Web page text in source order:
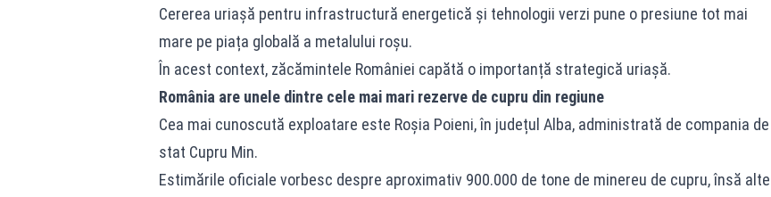
Cererea uriașă pentru infrastructură energetică și tehnologii verzi pune o presiune tot mai
mare pe piața globală a metalului roșu.
În acest context, zăcămintele României capătă o importanță strategică uriașă.
România are unele dintre cele mai mari rezerve de cupru din regiune
Cea mai cunoscută exploatare este Roșia Poieni, în județul Alba, administrată de compania de
stat Cupru Min.
Estimările oficiale vorbesc despre aproximativ 900.000 de tone de minereu de cupru, însă alte